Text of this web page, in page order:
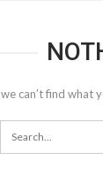
can’t find what